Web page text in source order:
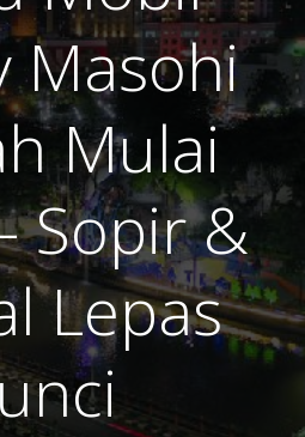
Masohi
Mulai
Sopir &
Lepas